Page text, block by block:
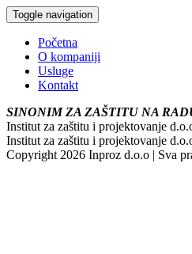
Toggle navigation
Početna
O kompaniji
Usluge
Kontakt
SINONIM ZA ZAŠTITU NA
Institut za zaštitu i projektovanje
Institut za zaštitu i projektovanje
Copyright 2026 Inproz d.o.o | Sva